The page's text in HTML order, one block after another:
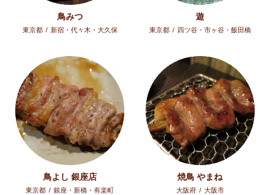
鳥みつ
東京都 / 新宿・代々木・大久保
遊
東京都 / 四ツ谷・市ヶ谷・飯田橋
鳥よし 銀座店
東京都 / 銀座・新橋・有楽町
焼鳥 やまね
大阪府 / 大阪市